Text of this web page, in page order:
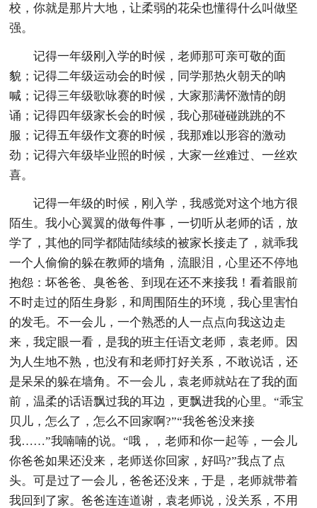
校，你就是那片大地，让柔弱的花朵也懂得什么叫做坚
强。
记得一年级刚入学的时候，老师那可亲可敬的面
貌；记得二年级运动会的时候，同学那热火朝天的呐
喊；记得三年级歌咏赛的时候，大家那满怀激情的朗
诵；记得四年级家长会的时候，我心那碰碰跳跳的不
服；记得五年级作文赛的时候，我那难以形容的激动
劲；记得六年级毕业照的时候，大家一丝难过、一丝欢
喜。
记得一年级的时候，刚入学，我感觉对这个地方很
陌生。我小心翼翼的做每件事，一切听从老师的话，放
学了，其他的同学都陆陆续续的被家长接走了，就乖我
一个人偷偷的躲在教师的墙角，流眼泪，心里还不停地
抱怨：坏爸爸、臭爸爸、到现在还不来接我！看着眼前
不时走过的陌生身影，和周围陌生的环境，我心里害怕
的发毛。不一会儿，一个熟悉的人一点点向我这边走
来，我定眼一看，是我的班主任语文老师，袁老师。因
为人生地不熟，也没有和老师打好关系，不敢说话，还
是呆呆的躲在墙角。不一会儿，袁老师就站在了我的面
前，温柔的话语飘过我的耳边，更飘进我的心里。“乖宝
贝儿，怎么了，怎么不回家啊?”“我爸爸没来接
我……”我喃喃的说。“哦，，老师和你一起等，一会儿
你爸爸如果还没来，老师送你回家，好吗?”我点了点
头。可是过了一会儿，爸爸还没来，于是，老师就带着
我回到了家。爸爸连连道谢，袁老师说，没关系，不用